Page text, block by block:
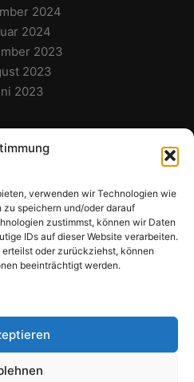
verwenden wir Technologien wie
speichern und/oder darauf
zustimmst, können wir Daten
IDs auf dieser Website verarbeiten.
oder zurückziehst, können
beeinträchtigt werden.
2024
2024
2023
2023
2023
Berichte
Beitrag